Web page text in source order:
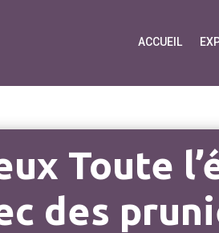
ACCUEIL
Toute
des